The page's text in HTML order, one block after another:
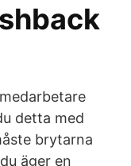
detta med
brytarna
äger en